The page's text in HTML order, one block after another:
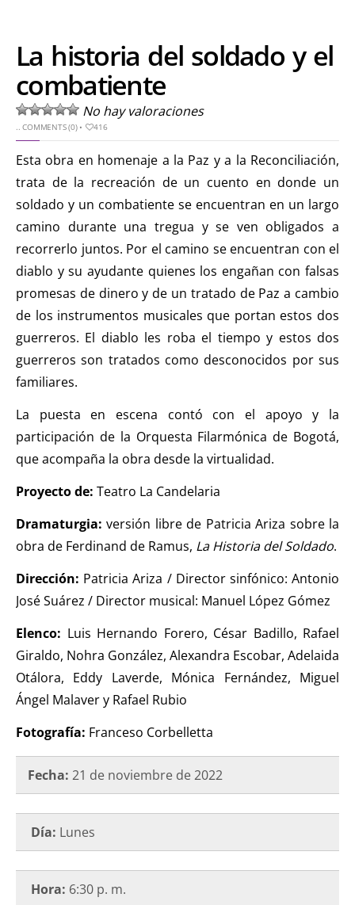
La historia del soldado y el
combatiente
No hay valoraciones
..COMMENTS (0)• 416
Esta obra en homenaje a la Paz y a la Reconciliación,
trata de la recreación de un cuento en donde un
soldado y un combatiente se encuentran en un largo
camino durante una tregua y se ven obligados a
recorrerlo juntos. Por el camino se encuentran con el
diablo y su ayudante quienes los engañan con falsas
promesas de dinero y de un tratado de Paz a cambio
de los instrumentos musicales que portan estos dos
guerreros. El diablo les roba el tiempo y estos dos
guerreros son tratados como desconocidos por sus
familiares.
La puesta en escena contó con el apoyo y la
participación de la Orquesta Filarmónica de Bogotá,
que acompaña la obra desde la virtualidad.
Proyecto de: Teatro La Candelaria
Dramaturgia:versión libre de Patricia Ariza sobre la
obra de Ferdinand de Ramus, La Historia del Soldado.
Dirección: Patricia Ariza / Director sinfónico: Antonio
José Suárez / Director musical: Manuel López Gómez
Elenco: Luis Hernando Forero, César Badillo, Rafael
Giraldo, Nohra González, Alexandra Escobar, Adelaida
Otálora, Eddy Laverde, Mónica Fernández, Miguel
Ángel Malaver y Rafael Rubio
Fotografía: Franceso Corbelletta
Fecha: 21 de noviembre de 2022
Día: Lunes
Hora: 6:30 p. m.